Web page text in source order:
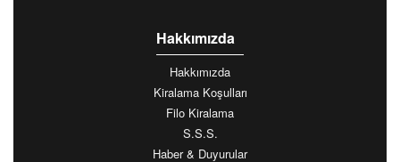
Hakkımızda
Hakkımızda
Kiralama Koşulları
Filo Kiralama
S.S.S.
Haber & Duyurular